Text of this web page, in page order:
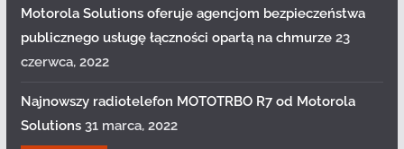
Motorola Solutions oferuje agencjom bezpieczeństwa
publicznego usługę łączności opartą na chmurze 23
czerwca, 2022
Najnowszy radiotelefon MOTOTRBO R7 od Motorola
Solutions 31 marca, 2022